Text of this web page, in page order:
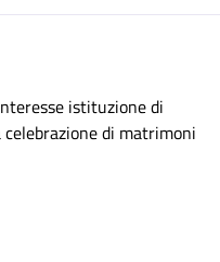
istituzione di
di matrimoni